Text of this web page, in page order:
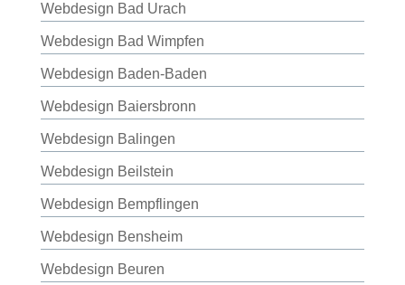
Webdesign Bad Urach
Webdesign Bad Wimpfen
Webdesign Baden-Baden
Webdesign Baiersbronn
Webdesign Balingen
Webdesign Beilstein
Webdesign Bempflingen
Webdesign Bensheim
Webdesign Beuren